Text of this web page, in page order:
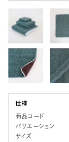
商品コード
バリエーション
サイズ